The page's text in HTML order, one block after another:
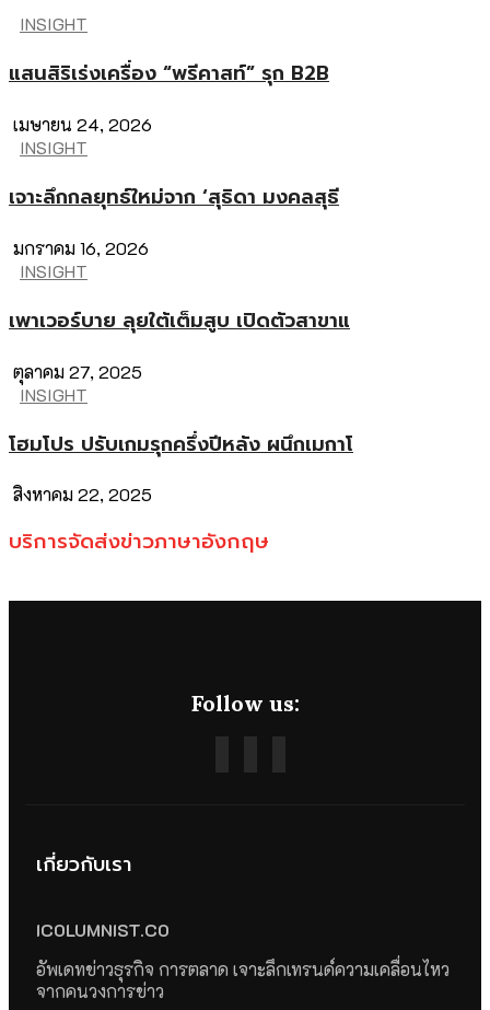
INSIGHT
แสนสิริเร่งเครื่อง “พรีคาสท์” รุก B2B
เมษายน 24, 2026
INSIGHT
เจาะลึกกลยุทธ์ใหม่จาก ‘สุธิดา มงคลสุธี
มกราคม 16, 2026
INSIGHT
เพาเวอร์บาย ลุยใต้เต็มสูบ เปิดตัวสาขาแ
ตุลาคม 27, 2025
INSIGHT
โฮมโปร ปรับเกมรุกครึ่งปีหลัง ผนึกเมกาโ
สิงหาคม 22, 2025
บริการจัดส่งข่าวภาษาอังกฤษ
Follow us:
เกี่ยวกับเรา
ICOLUMNIST.CO
อัพเดทข่าวธุรกิจ การตลาด เจาะลึกเทรนด์ความเคลื่อนไหว
จากคนวงการข่าว